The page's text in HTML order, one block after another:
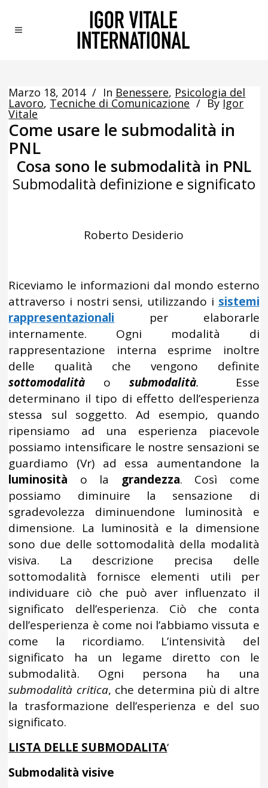
Marzo 18, 2014 In Benessere, Psicologia del
Lavoro, Tecniche di Comunicazione By Igor
Vitale
Come usare le submodalità in
PNL
Cosa sono le submodalità in PNL
Submodalità definizione e significato
Roberto Desiderio
Riceviamo le informazioni dal mondo esterno
attraverso i nostri sensi, utilizzando i sistemi
rappresentazionali per elaborarle
internamente. Ogni modalità di
rappresentazione interna esprime inoltre
delle qualità che vengono definite
sottomodalità o submodalità. Esse
determinano il tipo di effetto dell’esperienza
stessa sul soggetto. Ad esempio, quando
ripensiamo ad una esperienza piacevole
possiamo intensificare le nostre sensazioni se
guardiamo (Vr) ad essa aumentandone la
luminosità o la grandezza. Così come
possiamo diminuire la sensazione di
sgradevolezza diminuendone luminosità e
dimensione. La luminosità e la dimensione
sono due delle sottomodalità della modalità
visiva. La descrizione precisa delle
sottomodalità fornisce elementi utili per
individuare ciò che può aver influenzato il
significato dell’esperienza. Ciò che conta
dell’esperienza è come noi l’abbiamo vissuta e
come la ricordiamo. L’intensività del
significato ha un legame diretto con le
submodalità. Ogni persona ha una
submodalità critica, che determina più di altre
la trasformazione dell’esperienza e del suo
significato.
LISTA DELLE SUBMODALITA‘
Submodalità visive